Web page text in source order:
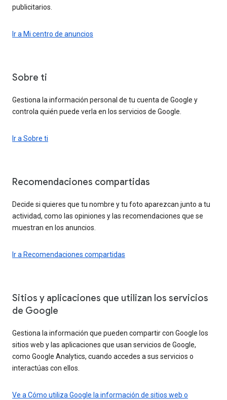
publicitarios.
Ir a Mi centro de anuncios
Sobre ti
Gestiona la información personal de tu cuenta de Google y
controla quién puede verla en los servicios de Google.
Ir a Sobre ti
Recomendaciones compartidas
Decide si quieres que tu nombre y tu foto aparezcan junto a tu
actividad, como las opiniones y las recomendaciones que se
muestran en los anuncios.
Ir a Recomendaciones compartidas
Sitios y aplicaciones que utilizan los servicios
de Google
Gestiona la información que pueden compartir con Google los
sitios web y las aplicaciones que usan servicios de Google,
como Google Analytics, cuando accedes a sus servicios o
interactúas con ellos.
Ve a Cómo utiliza Google la información de sitios web o